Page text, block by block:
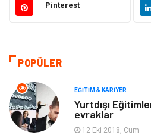
Moda
Makine
Elektronik
Pinterest
POPÜLER
EĞITIM & KARIYER
Yurtdışı
evraklar
12 Eki 2018, Cum